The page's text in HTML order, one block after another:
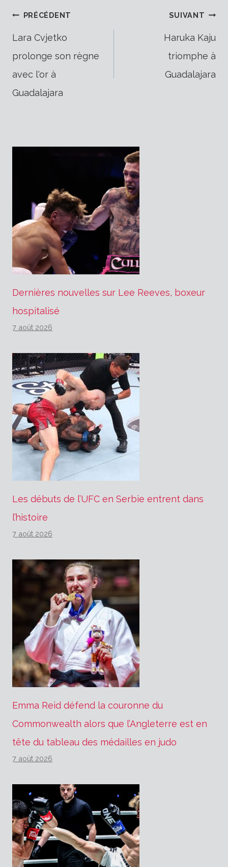
Navigation
de
PRÉCÉDENT
Lara Cvjetko
prolonge son règne
avec l'or à
Guadalajara
SUIVANT
Haruka Kaju
triomphe à
Guadalajara
Dernières nouvelles sur Lee Reeves, boxeur
hospitalisé
7 août 2026
Les débuts de l’UFC en Serbie entrent dans
l’histoire
7 août 2026
Emma Reid défend la couronne du
Commonwealth alors que l’Angleterre est en
tête du tableau des médailles en judo
7 août 2026